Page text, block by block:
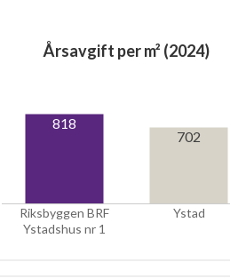
Årsavgift per m² (2024)
Riksbyggen BRF
Ystadshus nr 1
Ystad
818
702